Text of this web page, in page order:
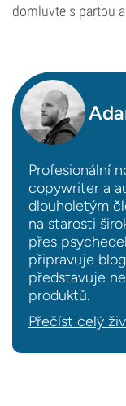
domluvte s partou
Profesionální
copywriter a
dlouholetým
na starosti
přes
připravuje
představuje
produktů.
Přečíst celý